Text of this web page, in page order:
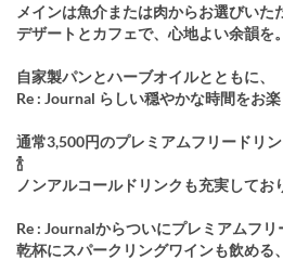
メインは魚介または肉からお選びいた
デザートとカフェで、心地よい余韻を。
自家製パンとハーブオイルとともに、
Re : Journal らしい穏やかな時間をお楽
通常3,500円のプレミアムフリードリ
🍾
ノンアルコールドリンクも充実してお
Re : Journalからついにプレミアムフリ
乾杯にスパークリングワインも飲める